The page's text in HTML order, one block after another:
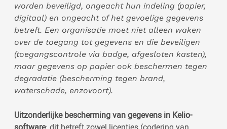
worden beveiligd, ongeacht hun indeling (papier,
digitaal) en ongeacht of het gevoelige gegevens
betreft. Een organisatie moet niet alleen waken
over de toegang tot gegevens en die beveiligen
(toegangscontrole via badge, afgesloten kasten),
maar gegevens op papier ook beschermen tegen
degradatie (bescherming tegen brand,
waterschade, enzovoort).
Uitzonderlijke bescherming van gegevens in Kelio-